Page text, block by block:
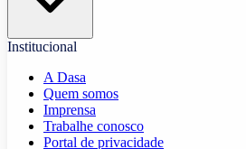
Institucional
A Dasa
Quem somos
Imprensa
Trabalhe conosco
Portal de privacidade